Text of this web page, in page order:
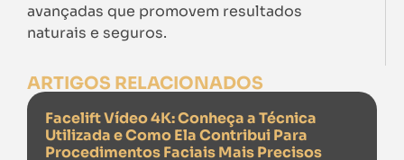
avançadas que promovem resultados
naturais e seguros.
ARTIGOS RELACIONADOS
Facelift Vídeo 4K: Conheça a Técnica
Utilizada e Como Ela Contribui Para
Procedimentos Faciais Mais Precisos